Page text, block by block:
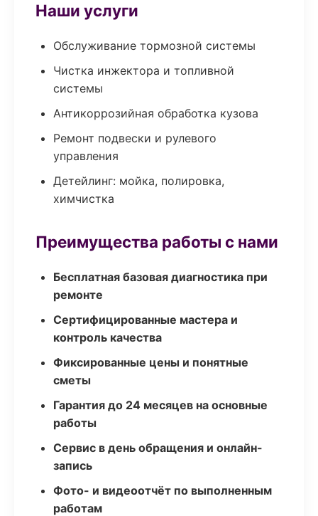
Наши услуги
Обслуживание тормозной системы
Чистка инжектора и топливной
системы
Антикоррозийная обработка кузова
Ремонт подвески и рулевого
управления
Детейлинг: мойка, полировка,
химчистка
Преимущества работы с нами
Бесплатная базовая диагностика при
ремонте
Сертифицированные мастера и
контроль качества
Фиксированные цены и понятные
сметы
Гарантия до 24 месяцев на основные
работы
Сервис в день обращения и онлайн-
запись
Фото- и видеоотчёт по выполненным
работам